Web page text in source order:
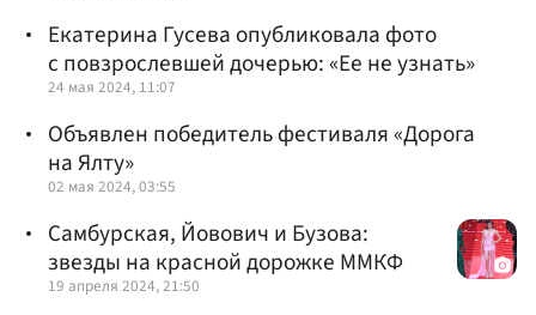
Екатерина Гусева опубликовала фото
с повзрослевшей дочерью: «Ее не узнать»
24 мая 2024, 11:07
Объявлен победитель фестиваля «Дорога
на Ялту»
02 мая 2024, 03:55
Самбурская, Йовович и Бузова:
звезды на красной дорожке ММКФ
19 апреля 2024, 21:50